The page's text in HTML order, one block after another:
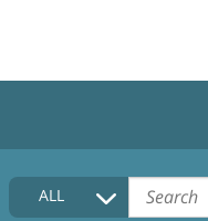
HOME
COLLECTIONS
ALL